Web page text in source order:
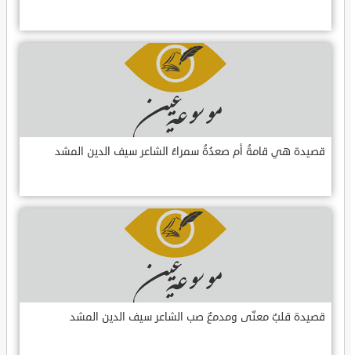
قصيدة هي قامةُ أم صعدُةُ سمراءُ الشاعر سيف الدين المشد
قصيدة قلبٌ معنّى ومدمعٌ صب الشاعر سيف الدين المشد